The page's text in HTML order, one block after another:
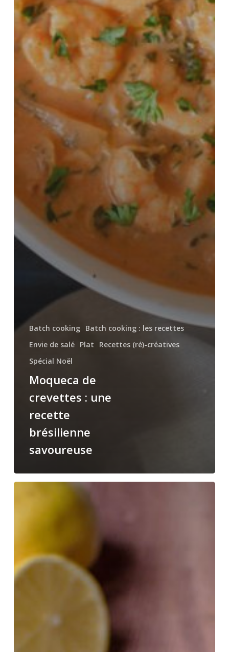
Batch cooking Batch cooking : les recettes
Envie de salé Plat
Recettes (ré)-créatives
Spécial Noël
Moqueca de
crevettes : une
recette
brésilienne
savoureuse